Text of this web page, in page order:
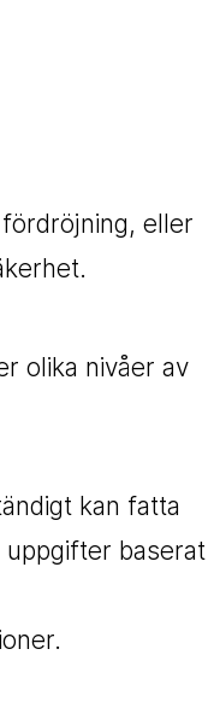
eller
olika nivåer av
kan fatta
baserat